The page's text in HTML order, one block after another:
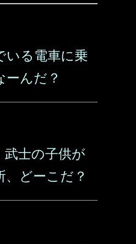
いる電車に乗
ーんだ？
武士の子供が
、どーこだ？